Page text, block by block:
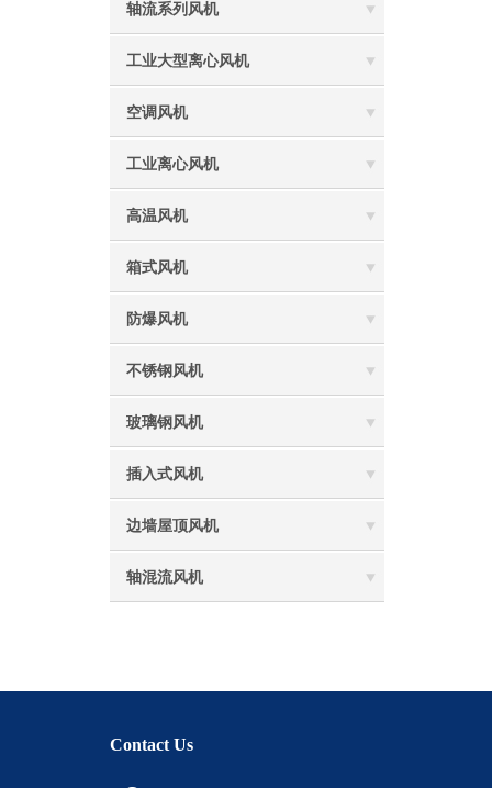
轴流系列风机
工业大型离心风机
空调风机
工业离心风机
高温风机
箱式风机
防爆风机
不锈钢风机
玻璃钢风机
插入式风机
边墙屋顶风机
轴混流风机
Contact Us